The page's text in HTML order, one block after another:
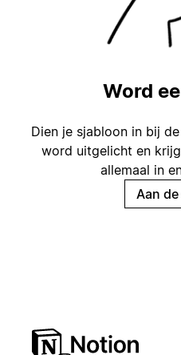
Word
Dien je sjabloon in bij
word uitgelicht en
allemaal in
Aan